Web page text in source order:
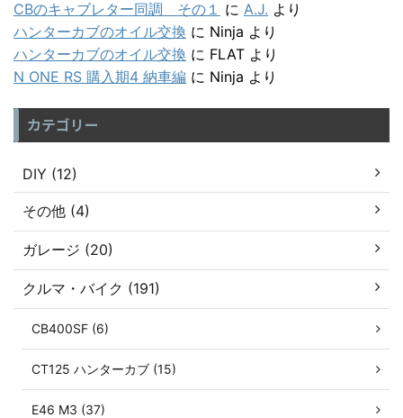
CBのキャブレター同調 その１ に A.J. より
ハンターカブのオイル交換 に Ninja より
ハンターカブのオイル交換 に FLAT より
N ONE RS 購入期4 納車編 に Ninja より
カテゴリー
DIY (12)
その他 (4)
ガレージ (20)
クルマ・バイク (191)
CB400SF (6)
CT125 ハンターカブ (15)
E46 M3 (37)